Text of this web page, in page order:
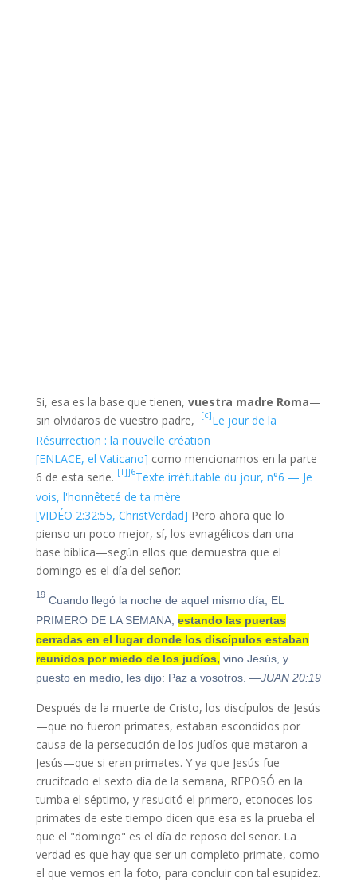
Si, esa es la base que tienen, vuestra madre Roma—
sin olvidaros de vuestro padre,
[c]Le jour de la
Résurrection : la nouvelle création
[ENLACE, el Vaticano] como mencionamos en la parte
6 de esta serie. [T]]6Texte irréfutable du jour, n°6 — Je
vois, l'honnêteté de ta mère
[VIDÉO 2:32:55, ChristVerdad] Pero ahora que lo
pienso un poco mejor, sí, los evnagélicos dan una
base bíblica—según ellos que demuestra que el
domingo es el día del señor:
19Cuando llegó la noche de aquel mismo día, EL
PRIMERO DE LA SEMANA, estando las puertas
cerradas en el lugar donde los discípulos estaban
reunidos por miedo de los judíos, vino Jesús, y
puesto en medio, les dijo: Paz a vosotros. —JUAN 20:19
Después de la muerte de Cristo, los discípulos de Jesús
—que no fueron primates, estaban escondidos por
causa de la persecución de los judíos que mataron a
Jesús—que si eran primates. Y ya que Jesús fue
crucifcado el sexto día de la semana, REPOSÓ en la
tumba el séptimo, y resucitó el primero, etonoces los
primates de este tiempo dicen que esa es la prueba el
que el "domingo" es el día de reposo del señor. La
verdad es que hay que ser un completo primate, como
el que vemos en la foto, para concluir con tal esupidez.